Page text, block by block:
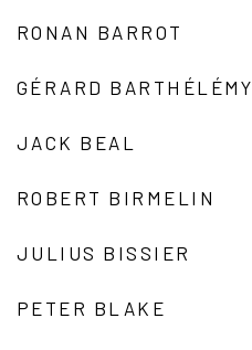
RONAN BARROT
GÉRARD BARTHÉLÉMY
JACK BEAL
ROBERT BIRMELIN
JULIUS BISSIER
PETER BLAKE